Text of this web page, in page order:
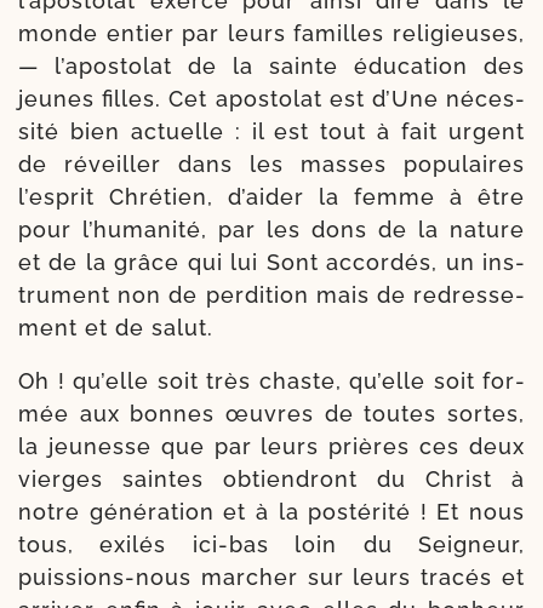
monde entier par leurs familles reli­gieuses,
— l’apostolat de la sainte édu­ca­tion des
jeunes filles. Cet apos­to­lat est d’Une néces­
si­té bien actuelle : il est tout à fait urgent
de réveiller dans les masses popu­laires
l’esprit Chrétien, d’aider la femme à être
pour l’humanité, par les dons de la nature
et de la grâce qui lui Sont accor­dés, un ins­
tru­ment non de per­di­tion mais de redres­se­
ment et de salut.
Oh ! qu’elle soit très chaste, qu’elle soit for­
mée aux bonnes œuvres de toutes sortes,
la jeu­nesse que par leurs prières ces deux
vierges saintes obtien­dront du Christ à
notre géné­ra­tion et à la pos­té­ri­té ! Et nous
tous, exi­lés ici-​bas loin du Seigneur,
puissions-​nous mar­cher sur leurs tra­cés et